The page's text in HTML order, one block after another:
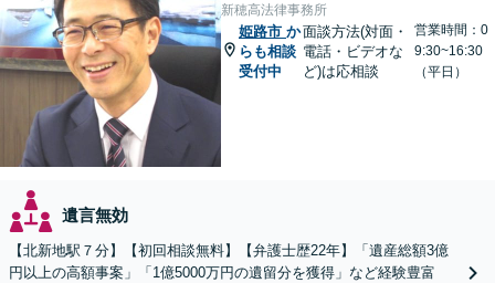
新穂高法律事務所
姫路市 か
らも相談
受付中
面談方法(対面・
電話・ビデオな
ど)は応相談
営業時間：0
9:30~16:30
（平日）
遺言無効
【北新地駅７分】【初回相談無料】【弁護士歴22年】「遺産総額3億
円以上の高額事案」「1億5000万円の遺留分を獲得」など経験豊富